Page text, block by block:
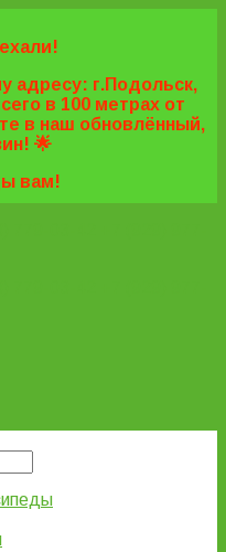
адресу: г.Подольск,
в 100 метрах от
в наш обновлённый,
🌟
вам!